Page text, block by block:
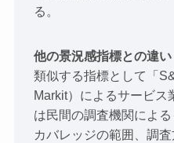
る。
他の景況感指標との違い
類似する指標として「
Markit）によるサービス
は民間の調査機関によ
カバレッジの範囲、調